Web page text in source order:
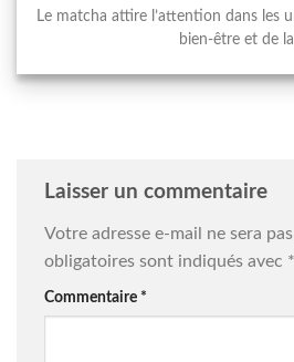
Le matcha attire l’attention dans les
bien-être et de la
Laisser un commentaire
Votre adresse e-mail ne sera
obligatoires sont indiqués avec *
Commentaire *